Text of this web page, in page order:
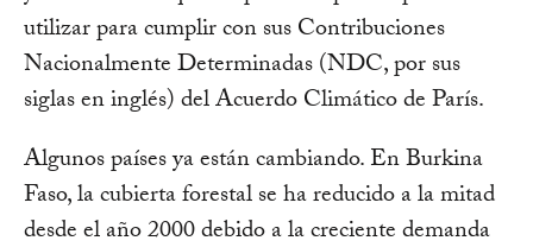
utilizar para cumplir con sus Contribuciones
Nacionalmente Determinadas (NDC, por sus
siglas en inglés) del Acuerdo Climático de París.
Algunos países ya están cambiando. En Burkina
Faso, la cubierta forestal se ha reducido a la mitad
desde el año 2000 debido a la creciente demanda